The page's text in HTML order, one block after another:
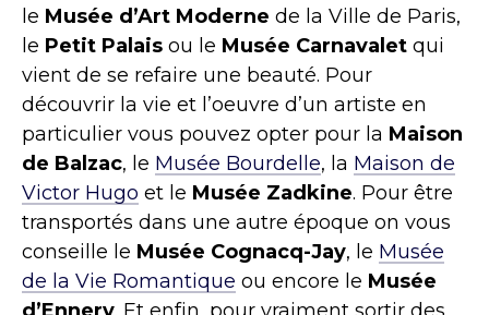
le Musée d’Art Moderne de la Ville de Paris,
le Petit Palais ou le Musée Carnavalet qui
vient de se refaire une beauté. Pour
découvrir la vie et l’oeuvre d’un artiste en
particulier vous pouvez opter pour la Maison
de Balzac, le Musée Bourdelle, la Maison de
Victor Hugo et le Musée Zadkine. Pour être
transportés dans une autre époque on vous
conseille le Musée Cognacq-Jay, le Musée
de la Vie Romantique ou encore le Musée